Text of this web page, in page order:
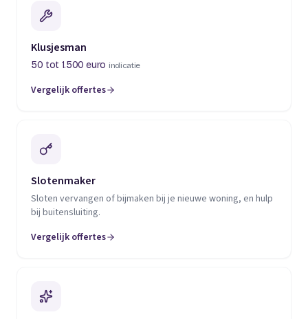
Klusjesman
50 tot 1.500 euro indicatie
Vergelijk offertes
(opent in een nieuw tabblad)
Slotenmaker
Sloten vervangen of bijmaken bij je nieuwe woning, en hulp
bij buitensluiting.
Vergelijk offertes
(opent in een nieuw tabblad)